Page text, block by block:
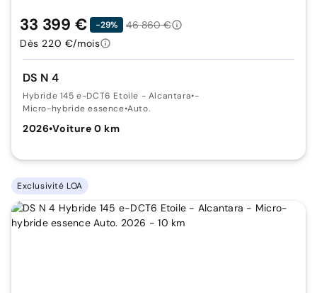
DS N 4
Hybride 145 e-DCT6 Etoile - Alcantara•-
Micro-hybride essence•Auto.
2026•Voiture 0 km
33 399 € -29%
46 860 €
Dès 220 €/mois
Exclusivité LOA